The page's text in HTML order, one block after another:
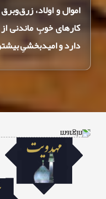
اموال ‌و اولاد،
کارهای خوبِ ماندنی
دارد و امیدبخشیِ